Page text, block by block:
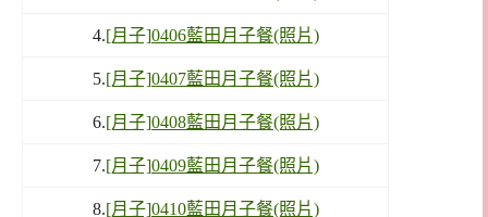
4.[月子]0406藍田月子餐(照片)
5.[月子]0407藍田月子餐(照片)
6.[月子]0408藍田月子餐(照片)
7.[月子]0409藍田月子餐(照片)
8.[月子]0410藍田月子餐(照片)